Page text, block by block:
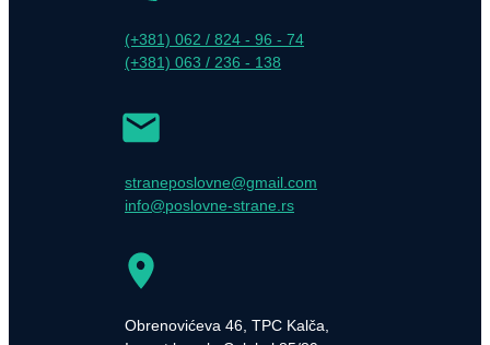
(+381) 062 / 824 - 96 - 74
(+381) 063 / 236 - 138
straneposlovne@gmail.com
info@poslovne-strane.rs
Obrenovićeva 46, TPC Kalča,